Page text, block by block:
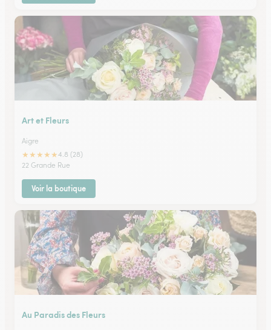
Art et Fleurs
Aigre
★★★★★4.8 (28)
22 Grande Rue
Voir la boutique
Au Paradis des Fleurs